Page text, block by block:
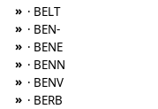
» · BELT
» · BEN-
» · BENE
» · BENN
» · BENV
» · BERB